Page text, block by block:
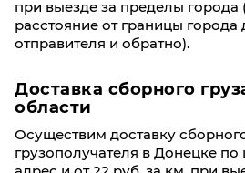
при выезде за пределы города
расстояние от границы города
отправителя и обратно).
Доставка сборного
области
Осуществим доставку
грузополучателя в Донецкe по